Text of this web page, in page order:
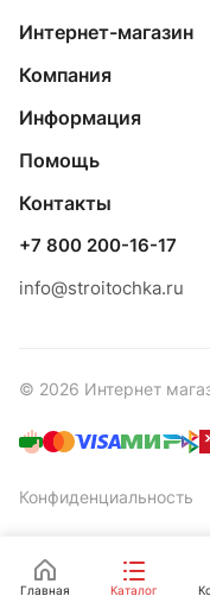
Интернет-магазин
Компания
Информация
Помощь
Контакты
+7 800 200-16-17
info@stroitochka.ru
© 2026 Интернет
Конфиденциальность
Главная Каталог